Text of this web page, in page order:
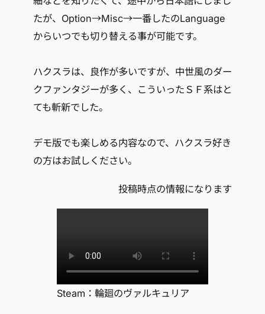
たが、Option→Misc→一番したのLanguage
からいつでも切り替える事が可能です。
ハクスラは、良作が多いですが、中世風のダー
クファンタジーが多く、こういったＳＦ系はと
ても斬新でした。
デモ版でも楽しめる内容なので、ハクスラ好き
の方はお試しください。
投稿時点の情報になります
Steam：輪廻のヴァルキュリア